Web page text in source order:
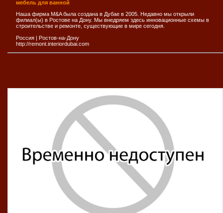
мебель для ванной
Наша фирма M&A была создана в Дубае в 2005. Недавно мы открыли
филиал(ы) в Ростове на Дону. Мы внедряем здесь инновационные схемы в
строительстве и ремонте, существующие в мире сегодня.
Россия | Ростов-на-Дону
http://remont.interiordubai.com